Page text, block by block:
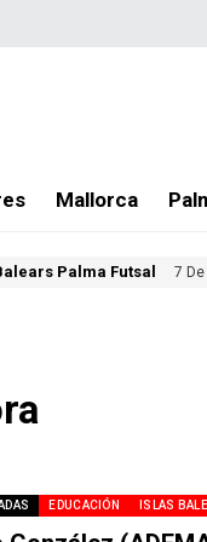
Mallorca
Palma Futsal 7
EDUCACIÓN ISLAS